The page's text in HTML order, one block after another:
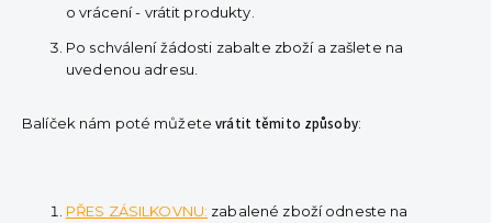
o vrácení - vrátit produkty.
Po schválení žádosti zabalte zboží a zašlete na
uvedenou adresu.
Balíček nám poté můžetevrátit těmito způsoby:
PŘES ZÁSILKOVNU: zabalené zboží odneste na